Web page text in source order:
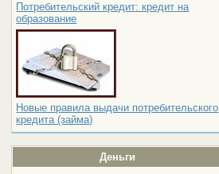
Потребительский кредит: кредит на
образование
Новые правила выдачи потребительского
кредита (займа)
Деньги